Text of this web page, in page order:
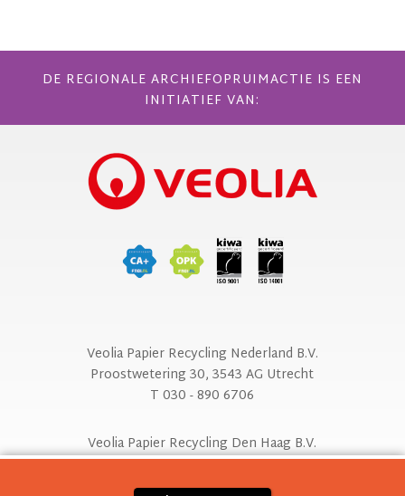
DE REGIONALE ARCHIEFOPRUIMACTIE IS EEN
INITIATIEF VAN:
Veolia Papier Recycling Nederland B.V.
Proostwetering 30, 3543 AG Utrecht
T 030 - 890 6706
Veolia Papier Recycling Den Haag B.V.
De Werf 50, 2544 EH Den Haag
T 070 - 511 3662